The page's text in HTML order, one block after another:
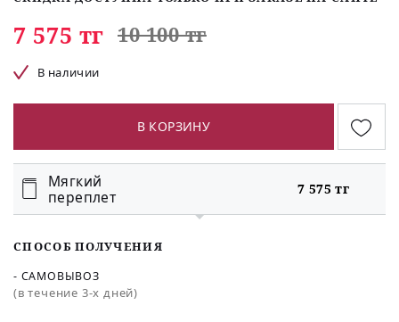
7 575 тг 10 100 тг
В наличии
В КОРЗИНУ
Мягкий
переплет
7 575 тг
СПОСОБ ПОЛУЧЕНИЯ
- САМОВЫВОЗ
(в течение 3-х дней)